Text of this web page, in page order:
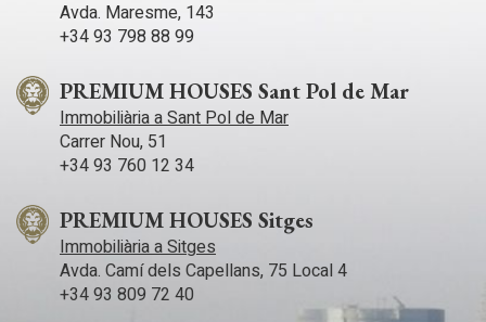
Avda. Maresme, 143
+34 93 798 88 99
PREMIUM HOUSES Sant Pol de Mar
Immobiliària a Sant Pol de Mar
Carrer Nou, 51
+34 93 760 12 34
PREMIUM HOUSES Sitges
Immobiliària a Sitges
Avda. Camí­ dels Capellans, 75 Local 4
+34 93 809 72 40